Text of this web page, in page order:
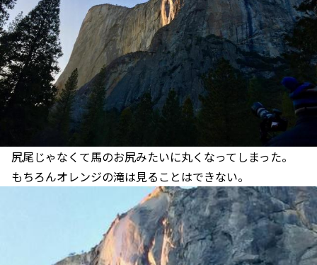
尻尾じゃなくて馬のお尻みたいに丸くなってしまった。
もちろんオレンジの滝は見ることはできない。